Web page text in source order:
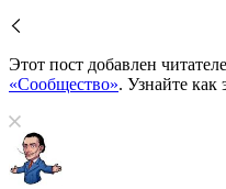
Этот пост добавлен
«Сообщество». Узнайте как